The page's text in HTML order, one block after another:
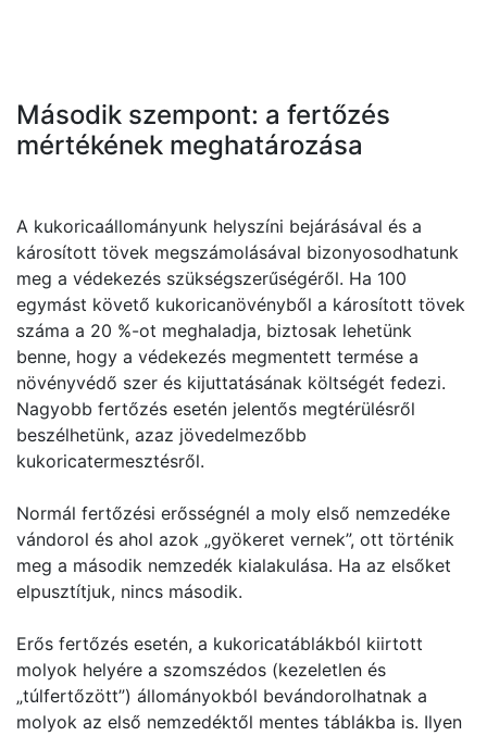
Második szempont: a fertőzés
mértékének meghatározása
A kukoricaállományunk helyszíni bejárásával és a
károsított tövek megszámolásával bizonyosodhatunk
meg a védekezés szükségszerűségéről. Ha 100
egymást követő kukoricanövényből a károsított tövek
száma a 20 %-ot meghaladja, biztosak lehetünk
benne, hogy a védekezés megmentett termése a
növényvédő szer és kijuttatásának költségét fedezi.
Nagyobb fertőzés esetén jelentős megtérülésről
beszélhetünk, azaz jövedelmezőbb
kukoricatermesztésről.
Normál fertőzési erősségnél a moly első nemzedéke
vándorol és ahol azok „gyökeret vernek”, ott történik
meg a második nemzedék kialakulása. Ha az elsőket
elpusztítjuk, nincs második.
Erős fertőzés esetén, a kukoricatáblákból kiirtott
molyok helyére a szomszédos (kezeletlen és
„túlfertőzött”) állományokból bevándorolhatnak a
molyok az első nemzedéktől mentes táblákba is. Ilyen